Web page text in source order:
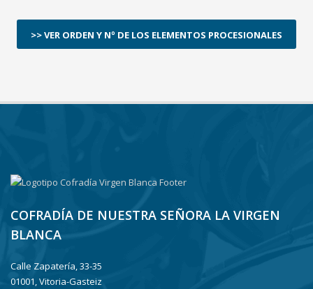
>> VER ORDEN Y Nº DE LOS ELEMENTOS PROCESIONALES
COFRADÍA DE NUESTRA SEÑORA LA VIRGEN
BLANCA
Calle Zapatería, 33-35
01001, Vitoria-Gasteiz